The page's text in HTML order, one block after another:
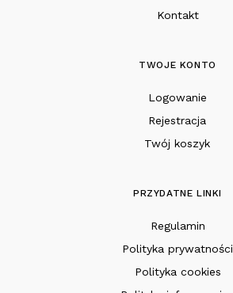
Kontakt
TWOJE KONTO
Logowanie
Rejestracja
Twój koszyk
PRZYDATNE LINKI
Regulamin
Polityka prywatności
Polityka cookies